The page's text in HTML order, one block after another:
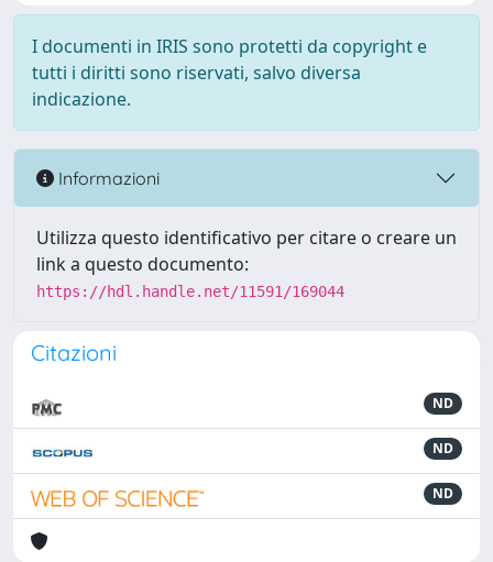
I documenti in IRIS sono protetti da copyright e
tutti i diritti sono riservati, salvo diversa
indicazione.
Informazioni
Utilizza questo identificativo per citare o creare un
link a questo documento:
https://hdl.handle.net/11591/169044
Citazioni
ND
ND
ND